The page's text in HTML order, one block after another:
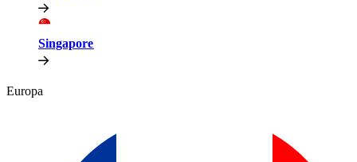
Singapore​​
Europa​​